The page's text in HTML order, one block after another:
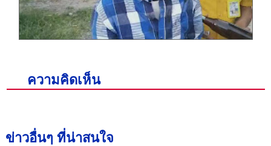
ความคิดเห็น
ข่าวอื่นๆ ที่น่าสนใจ